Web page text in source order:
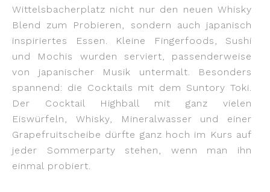
Wittelsbacherplatz nicht nur den neuen Whisky
Blend zum Probieren, sondern auch japanisch
inspiriertes Essen. Kleine Fingerfoods, Sushi
und Mochis wurden serviert, passenderweise
von japanischer Musik untermalt. Besonders
spannend: die Cocktails mit dem Suntory Toki.
Der Cocktail Highball mit ganz vielen
Eiswürfeln, Whisky, Mineralwasser und einer
Grapefruitscheibe dürfte ganz hoch im Kurs auf
jeder Sommerparty stehen, wenn man ihn
einmal probiert.